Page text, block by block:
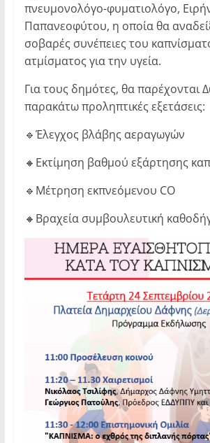
πνευμονολόγο-φυματιολόγο,
Παπανεοφύτου, η οποία θα
σοβαρές συνέπειες του
ατμίσματος για την υγεία.
Για τους δημότες, θα παρέχονται
παρακάτω προληπτικές εξετάσεις:
🔹Έλεγχος βλάβης αεραγωγών
🔸Εκτίμηση βαθμού εξάρτησης
🔹Μέτρηση εκπνεόμενου CO
🔸Βραχεία συμβουλευτική